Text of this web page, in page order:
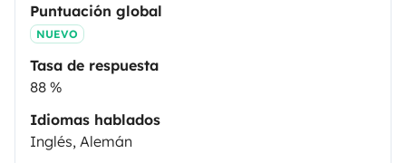
Puntuación global
NUEVO
Tasa de respuesta
88 %
Idiomas hablados
Inglés, Alemán